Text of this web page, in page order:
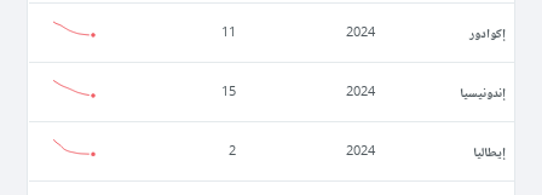
إكوادور 2024
11
إندونيسيا 2024
15
إيطاليا 2024
2